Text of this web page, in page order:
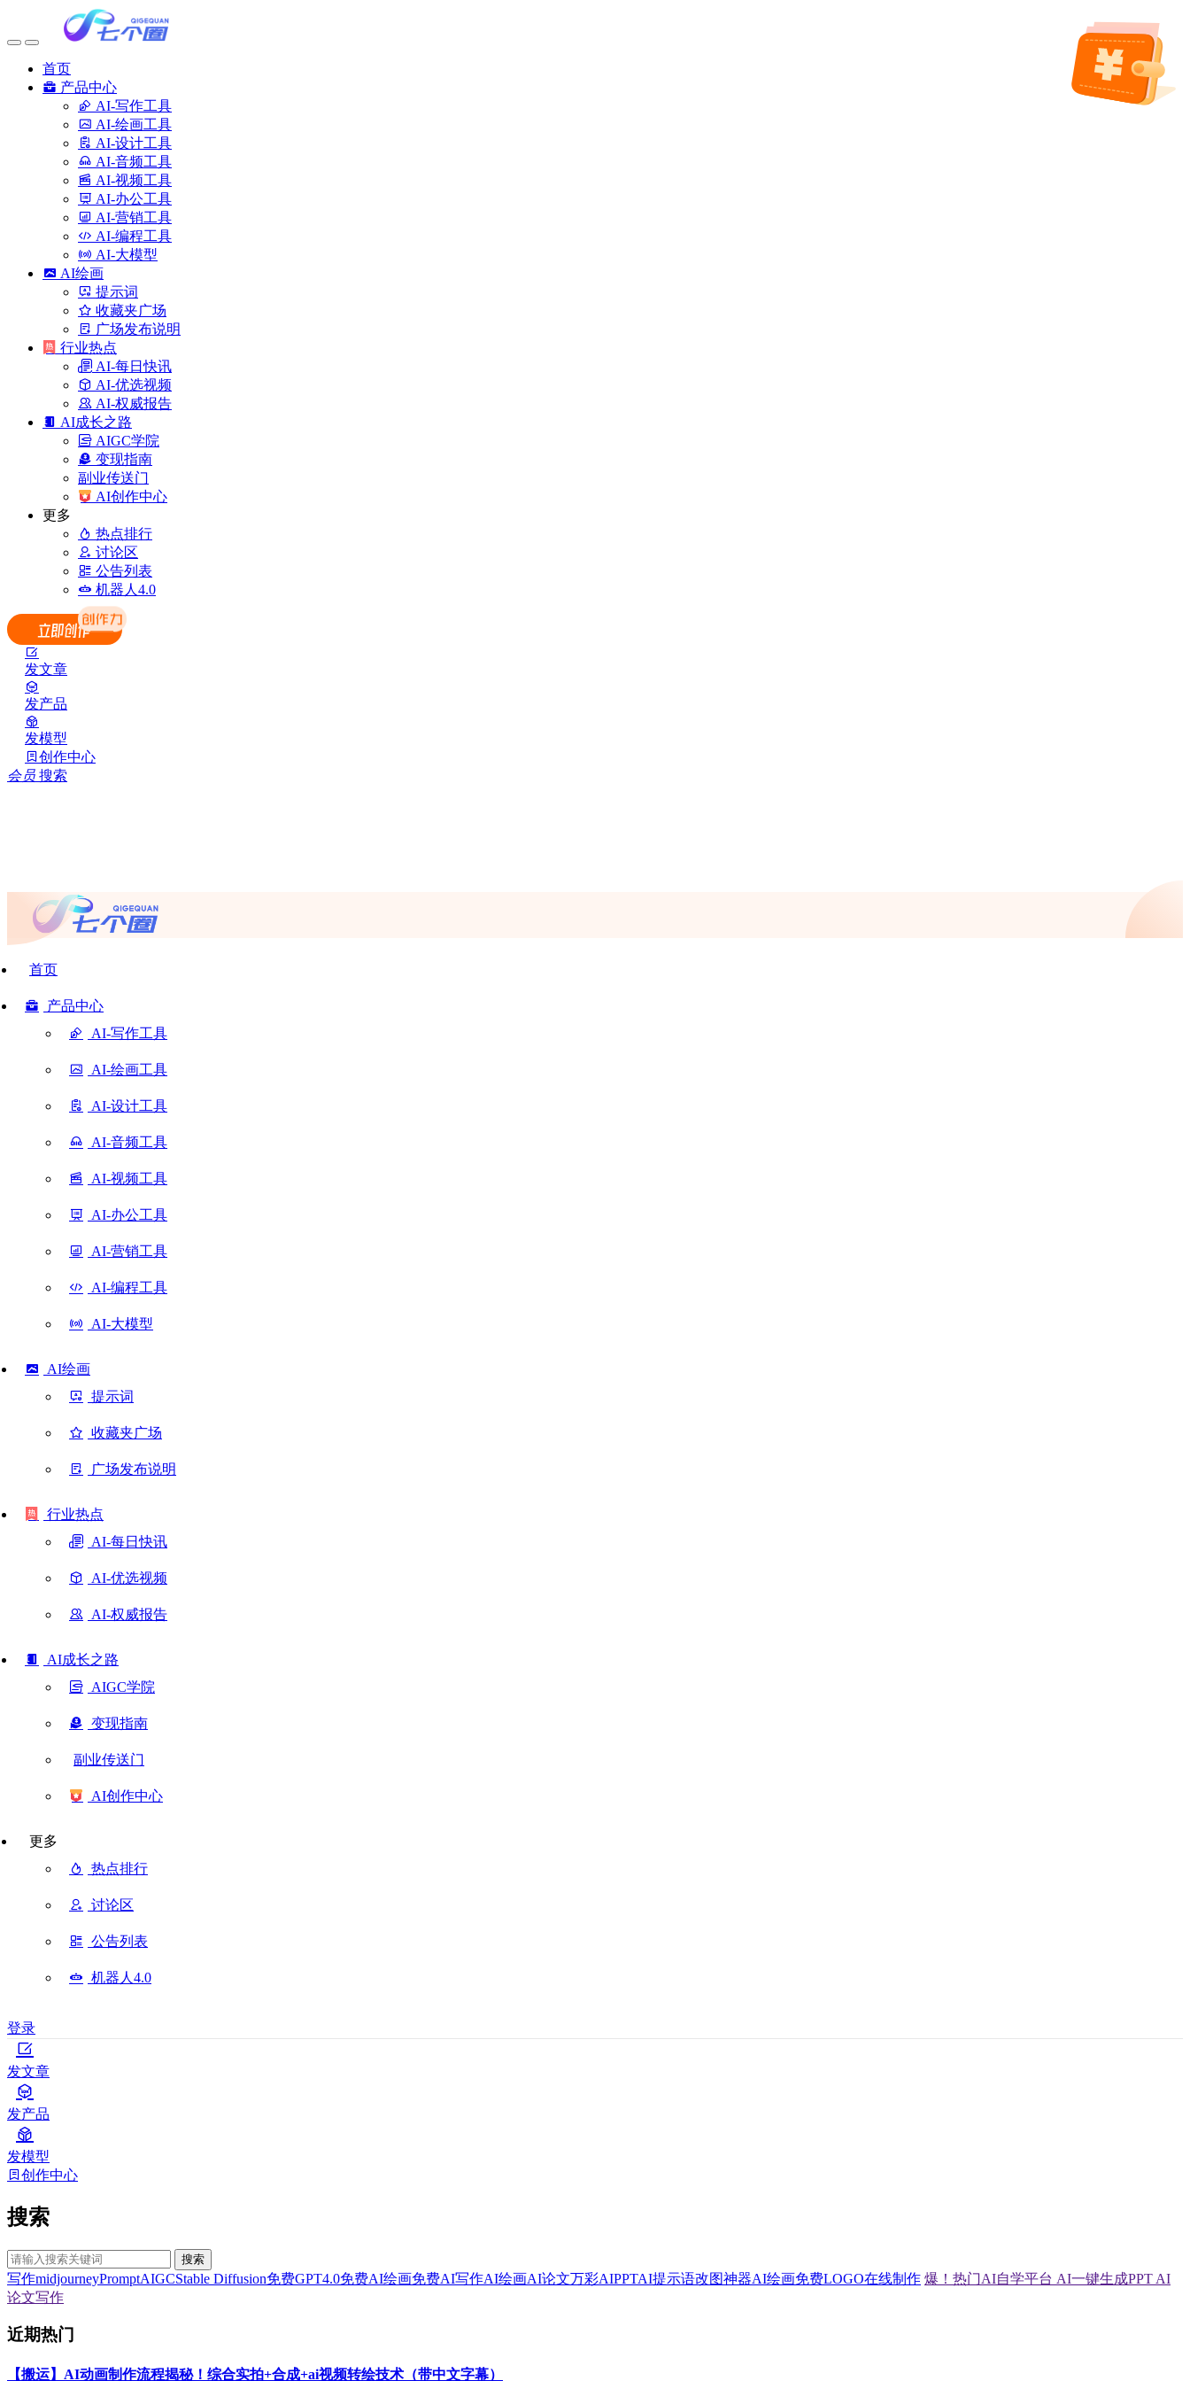
首页
产品中心
AI-写作工具
AI-绘画工具
AI-设计工具
AI-音频工具
AI-视频工具
AI-办公工具
AI-营销工具
AI-编程工具
AI-大模型
AI绘画
提示词
收藏夹广场
广场发布说明
行业热点
AI-每日快讯
AI-优选视频
AI-权威报告
AI成长之路
AIGC学院
变现指南
副业传送门
AI创作中心
更多
热点排行
讨论区
公告列表
机器人4.0
发文章
发产品
发模型
创作中心
会员 搜索
首页
产品中心
AI-写作工具
AI-绘画工具
AI-设计工具
AI-音频工具
AI-视频工具
AI-办公工具
AI-营销工具
AI-编程工具
AI-大模型
AI绘画
提示词
收藏夹广场
广场发布说明
行业热点
AI-每日快讯
AI-优选视频
AI-权威报告
AI成长之路
AIGC学院
变现指南
副业传送门
AI创作中心
更多
热点排行
讨论区
公告列表
机器人4.0
登录
发文章
发产品
发模型
创作中心
搜索
搜索
写作midjourneyPromptAIGCStable Diffusion免费GPT4.0免费AI绘画免费AI写作AI绘画AI论文万彩AIPPTAI提示语改图神器AI绘画免费LOGO在线制作 爆！热门AI自学平台 AI一键生成PPT AI
论文写作
近期热门
【搬运】AI动画制作流程揭秘！综合实拍+合成+ai视频转绘技术（带中文字幕）